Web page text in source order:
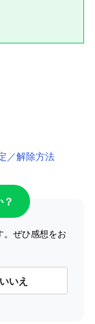
／解除方法
。ぜひ感想をお
いいえ